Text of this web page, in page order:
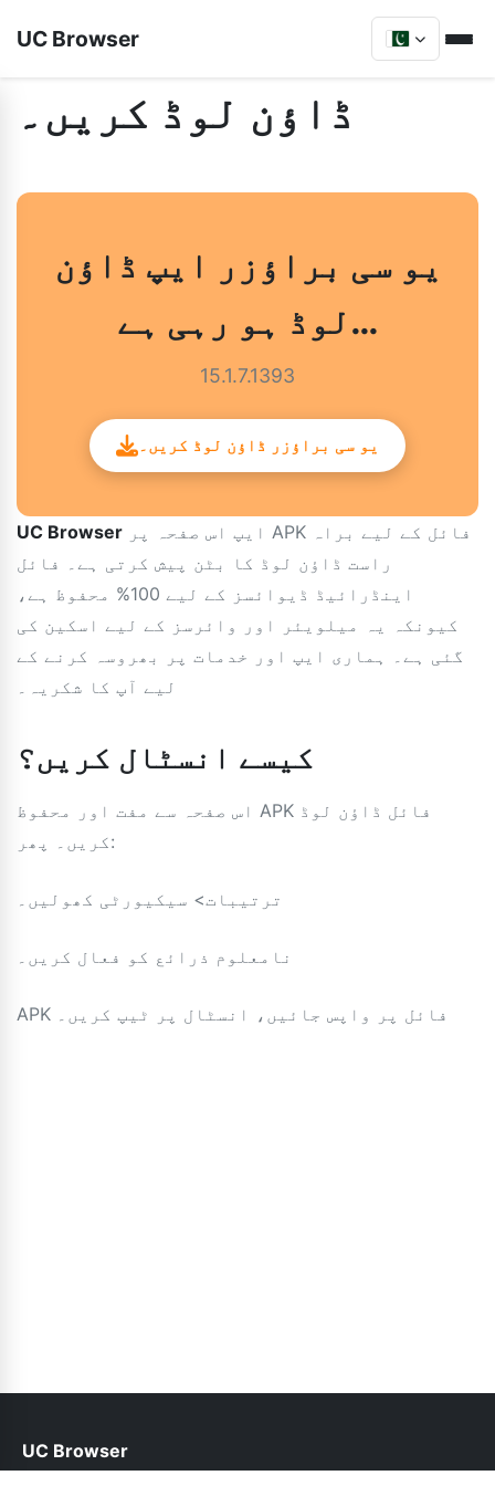
UC Browser
ڈاؤن لوڈ کریں۔
یو سی براؤزر ایپ ڈاؤن
لوڈ ہو رہی ہے…
15.1.7.1393
یو سی براؤزر ڈاؤن لوڈ کریں۔
UC Browser
راست ڈاؤن لوڈ کا بٹن پیش کرتی ہے۔ فائل
اینڈرائیڈ ڈیوائسز کے لیے 100% محفوظ ہے،
کیونکہ یہ میلویئر اور وائرسز کے لیے اسکین کی
گئی ہے۔ ہماری ایپ اور خدمات پر بھروسہ کرنے کے
لیے آپ کا شکریہ۔
کیسے انسٹال کریں؟
اس صفحہ سے مفت اور محفوظ APK فائل ڈاؤن لوڈ
کریں۔ پھر:
ترتیبات> سیکیورٹی کھولیں۔
نامعلوم ذرائع کو فعال کریں۔
APK فائل پر واپس جائیں، انسٹال پر ٹیپ کریں۔
UC Browser